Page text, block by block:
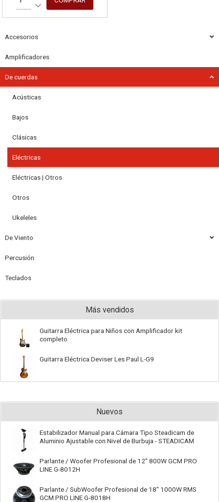
Accesorios
Amplificadores
De cuerdas
Acústicas
Bajos
Clásicas
Eléctricas
Eléctricas | Otros
Otros
Ukeleles
De Viento
Percusión
Teclados
Más vendidos
Guitarra Eléctrica para Niños con Amplificador kit
completo
Guitarra Eléctrica Deviser Les Paul L-G9
Nuevos
Estabilizador Manual para Cámara Tipo Steadicam de
Aluminio Ajustable con Nivel de Burbuja - STEADICAM
Parlante / Woofer Profesional de 12" 800W GCM PRO
LINE G-8012H
Parlante / SubWoofer Profesional de 18" 1000W RMS
GCM PRO LINE G-8018H